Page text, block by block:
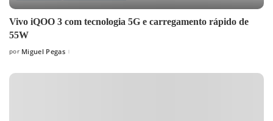
Vivo iQOO 3 com tecnologia 5G e carregamento rápido de
55W
Posted
por Miguel Pegas